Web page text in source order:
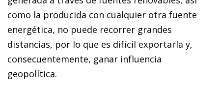
como la producida con cualquier otra fuente
energética, no puede recorrer grandes
distancias, por lo que es difícil exportarla y,
consecuentemente, ganar influencia
geopolítica.